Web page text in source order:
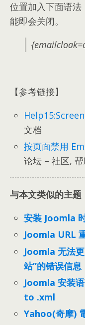
位置加入下面语
能即会关闭。
【参考链接】
文档
按页面禁用
论坛 – 社区,
与本文类似的主题
安装 Joomla
Joomla URL
Joomla 无法
站”的错误信息
Joomla 安装
to .xml
Yahoo(奇摩)